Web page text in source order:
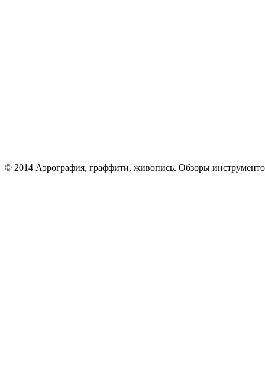
© 2014 Аэрография, граффити, живопись. Обзоры